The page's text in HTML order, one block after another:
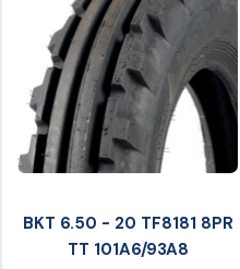
BKT 6.50 - 20 TF8181 8PR
TT 101A6/93A8